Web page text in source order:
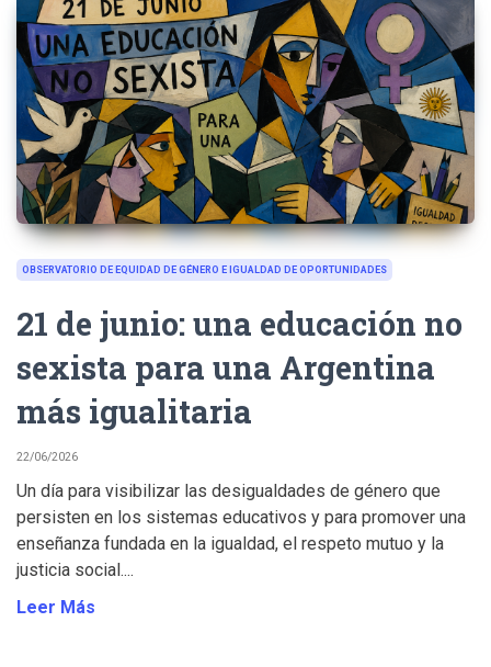
OBSERVATORIO DE EQUIDAD DE GÉNERO E IGUALDAD DE OPORTUNIDADES
21 de junio: una educación no
sexista para una Argentina
más igualitaria
22/06/2026
Un día para visibilizar las desigualdades de género que
persisten en los sistemas educativos y para promover una
enseñanza fundada en la igualdad, el respeto mutuo y la
justicia social....
Leer Más